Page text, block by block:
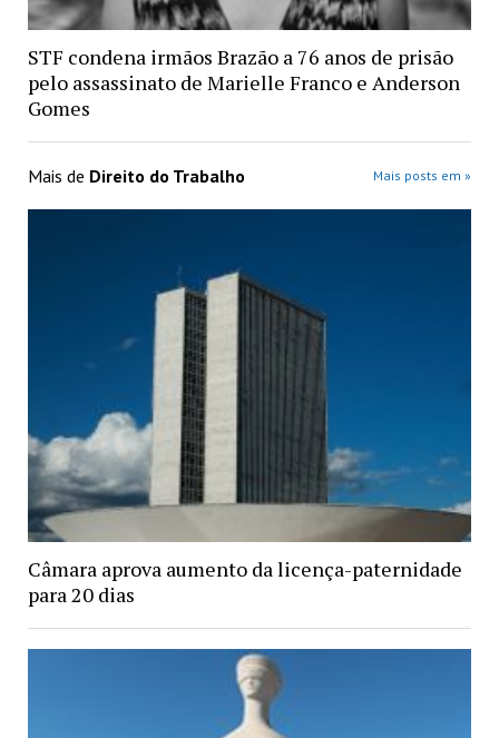
STF condena irmãos Brazão a 76 anos de prisão
pelo assassinato de Marielle Franco e Anderson
Gomes
Mais de Direito do Trabalho Mais posts em »
Câmara aprova aumento da licença-paternidade
para 20 dias